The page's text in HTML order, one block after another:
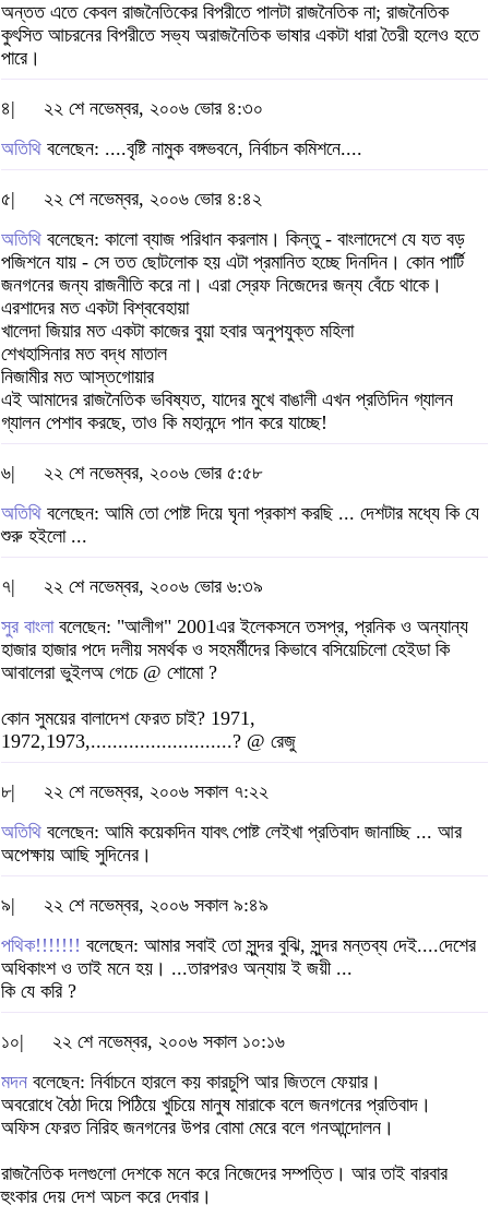
অন্তত এতে কেবল রাজনৈতিকের বিপরীতে পালটা রাজনৈতিক না; রাজনৈতিক
কুৎসিত আচরনের বিপরীতে সভ্য অরাজনৈতিক ভাষার একটা ধারা তৈরী হলেও হতে
পারে।
৪|
২২ শে নভেম্বর, ২০০৬ ভোর ৪:৩০
অতিথি বলেছেন: ....বৃষ্টি নামুক বঙ্গভবনে, নির্বাচন কমিশনে....
৫|
২২ শে নভেম্বর, ২০০৬ ভোর ৪:৪২
অতিথি বলেছেন: কালো ব্যাজ পরিধান করলাম। কিন্তু - বাংলাদেশে যে যত বড়
পজিশনে যায় - সে তত ছোটলোক হয় এটা প্রমানিত হচ্ছে দিনদিন। কোন পার্টি
জনগনের জন্য রাজনীতি করে না। এরা স্রেফ নিজেদের জন্য বেঁচে থাকে।
এরশাদের মত একটা বিশ্ববেহায়া
খালেদা জিয়ার মত একটা কাজের বুয়া হবার অনুপযুক্ত মহিলা
শেখহাসিনার মত বদ্ধ মাতাল
নিজামীর মত আস্তগোয়ার
এই আমাদের রাজনৈতিক ভবিষ্যত, যাদের মুখে বাঙালী এখন প্রতিদিন গ্যালন
গ্যালন পেশাব করছে, তাও কি মহানন্দে পান করে যাচ্ছে!
৬|
২২ শে নভেম্বর, ২০০৬ ভোর ৫:৫৮
অতিথি বলেছেন: আমি তো পোষ্ট দিয়ে ঘৃনা প্রকাশ করছি ... দেশটার মধ্যে কি যে
শুরু হইলো ...
৭|
২২ শে নভেম্বর, ২০০৬ ভোর ৬:৩৯
সুর বাংলাবলেছেন: "আলীগ" 2001এর ইলেকসনে তসপ্র, প্রনিক ও অন্যান্য
হাজার হাজার পদে দলীয় সমর্থক ও সহমর্মীদের কিভাবে বসিয়েচিলো হেইডা কি
আবালেরা ভুইলঅ গেচে @ শোমো ?
কোন সুময়ের বালাদেশ ফেরত চাই? 1971,
1972,1973,..........................? @ রেজু
৮|
২২ শে নভেম্বর, ২০০৬ সকাল ৭:২২
অতিথি বলেছেন: আমি কয়েকদিন যাবৎ পোষ্ট লেইখা প্রতিবাদ জানাচ্ছি ... আর
অপেক্ষায় আছি সুদিনের।
৯|
২২ শে নভেম্বর, ২০০৬ সকাল ৯:৪৯
পথিক!!!!!!! বলেছেন: আমার সবাই তো সুন্দর বুঝি, সুন্দর মন্তব্য দেই....দেশের
অধিকাংশ ও তাই মনে হয়। ...তারপরও অন্যায় ই জয়ী ...
কি যে করি ?
১০|
২২ শে নভেম্বর, ২০০৬ সকাল ১০:১৬
মদন বলেছেন: নির্বাচনে হারলে কয় কারচুপি আর জিতলে ফেয়ার।
অবরোধে বৈঠা দিয়ে পিঠিয়ে খুচিয়ে মানুষ মারাকে বলে জনগনের প্রতিবাদ।
অফিস ফেরত নিরিহ জনগনের উপর বোমা মেরে বলে গনআন্দোলন।
রাজনৈতিক দলগুলো দেশকে মনে করে নিজেদের সম্পত্তি। আর তাই বারবার
হুংকার দেয় দেশ অচল করে দেবার।